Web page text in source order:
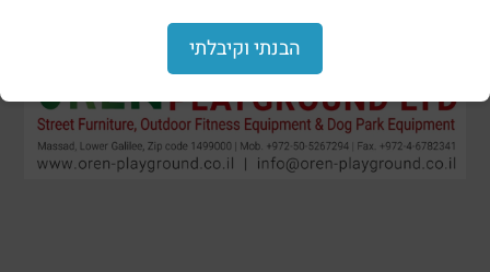
הבנתי וקיבלתי